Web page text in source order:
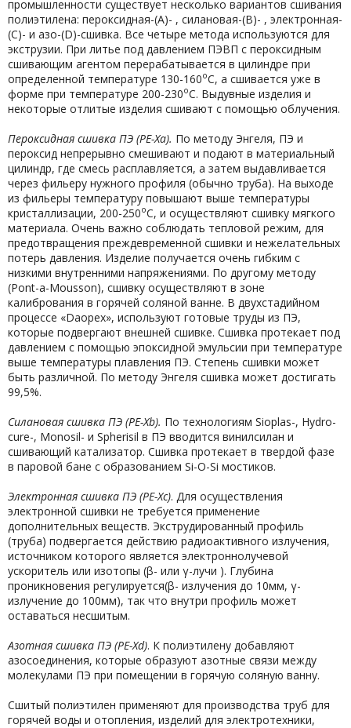
промышленности существует несколько вариантов сшивания
полиэтилена: пероксидная-(А)- , силановая-(В)- , электронная-
(С)- и азо-(D)-сшивка. Все четыре метода используются для
экструзии. При литье под давлением ПЭВП с пероксидным
сшивающим агентом перерабатывается в цилиндре при
определенной температуре 130-160оС, а сшивается уже в
форме при температуре 200-230оС. Выдувные изделия и
некоторые отлитые изделия сшивают с помощью облучения.
Пероксидная сшивка ПЭ (PE-Xа). По методу Энгеля, ПЭ и
пероксид непрерывно смешивают и подают в материальный
цилиндр, где смесь расплавляется, а затем выдавливается
через фильеру нужного профиля (обычно труба). На выходе
из фильеры температуру повышают выше температуры
кристаллизации, 200-250оС, и осуществляют сшивку мягкого
материала. Очень важно соблюдать тепловой режим, для
предотвращения преждевременной сшивки и нежелательных
потерь давления. Изделие получается очень гибким с
низкими внутренними напряжениями. По другому методу
(Pont-a-Mousson), сшивку осуществляют в зоне
калибрования в горячей соляной ванне. В двухстадийном
процессе «Daopex», используют готовые труды из ПЭ,
которые подвергают внешней сшивке. Сшивка протекает под
давлением с помощью эпоксидной эмульсии при температуре
выше температуры плавления ПЭ. Степень сшивки может
быть различной. По методу Энгеля сшивка может достигать
99,5%.
Силановая сшивка ПЭ (PE-Xb). По технологиям Sioplas-, Hydro-
cure-, Monosil- и Spherisil в ПЭ вводится винилсилан и
сшивающий катализатор. Сшивка протекает в твердой фазе
в паровой бане с образованием Si-O-Si мостиков.
Электронная сшивка ПЭ (PE-Xc). Для осуществления
электронной сшивки не требуется применение
дополнительных веществ. Экструдированный профиль
(труба) подвергается действию радиоактивного излучения,
источником которого является электроннолучевой
ускоритель или изотопы (β- или γ-лучи ). Глубина
проникновения регулируется(β- излучения до 10мм, γ-
излучение до 100мм), так что внутри профиль может
оставаться несшитым.
Азотная сшивка ПЭ (PE-Xd). К полиэтилену добавляют
азосоединения, которые образуют азотные связи между
молекулами ПЭ при помещении в горячую соляную ванну.
Сшитый полиэтилен применяют для производства труб для
горячей воды и отопления, изделий для электротехники,